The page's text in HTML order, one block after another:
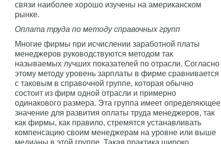
связи наиболее хорошо изучены на американском
рынке.
Оплата труда по методу справочных групп
Многие фирмы при исчислении заработной платы
менеджеров руководствуются методом так
называемых лучших показателей по отрасли. Согласно
этому методу уровень зарплаты в фирме сравнивается
с таковым в справочной группе, которая обычно
состоит из фирм одной отрасли и примерно
одинакового размера. Эта группа имеет определяющее
значение для развития оплаты труда менеджеров, так
как фирмы, как правило, стремятся устанавливать
компенсацию своим менеджерам на уровне или выше
медианы в этой группе. Такая практика широко